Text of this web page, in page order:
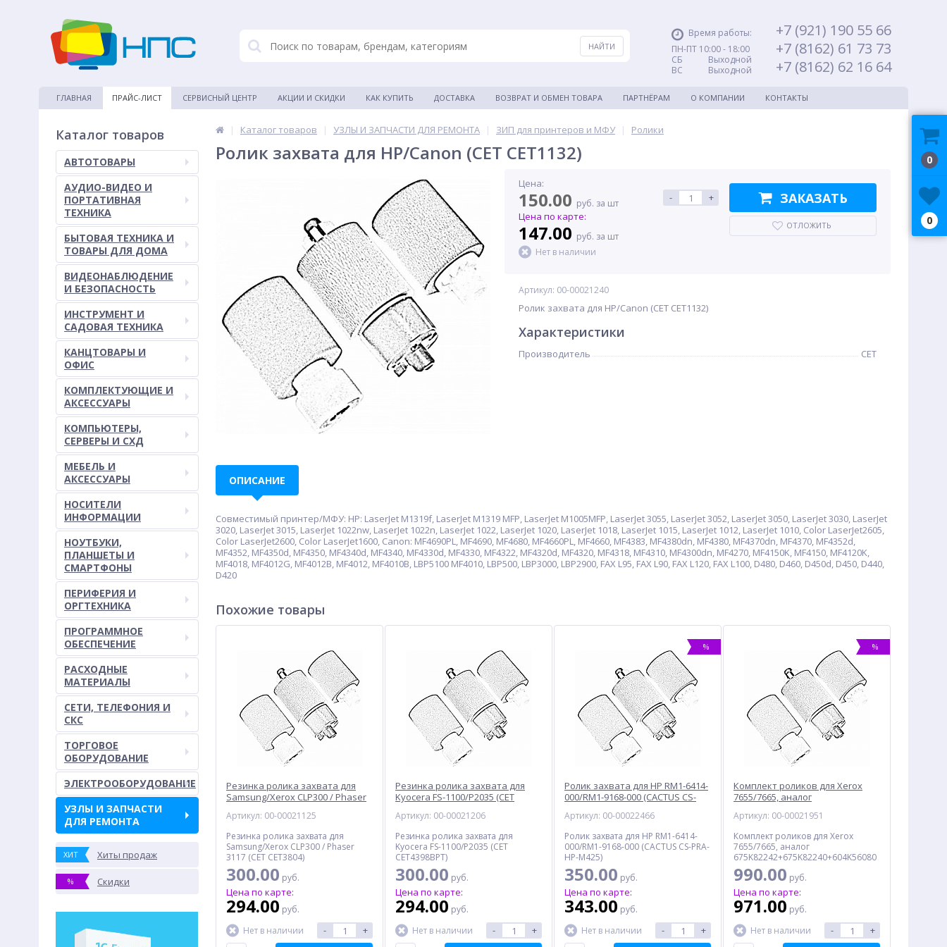
Время работы:
ПН-ПТ 10:00 - 18:00
СБ Выходной
ВС Выходной
+7 (921) 190 55 66
+7 (8162) 61 73 73
+7 (8162) 62 16 64
ГЛАВНАЯ ПРАЙС-ЛИСТ СЕРВИСНЫЙ ЦЕНТР АКЦИИ И СКИДКИ КАК КУПИТЬ ДОСТАВКА ВОЗВРАТ И ОБМЕН ТОВАРА ПАРТНЁРАМ О КОМПАНИИ КОНТАКТЫ
Каталог товаров
АВТОТОВАРЫ
АУДИО-ВИДЕО И
ПОРТАТИВНАЯ
ТЕХНИКА
БЫТОВАЯ ТЕХНИКА И
ТОВАРЫ ДЛЯ ДОМА
ВИДЕОНАБЛЮДЕНИЕ
И БЕЗОПАСНОСТЬ
ИНСТРУМЕНТ И
САДОВАЯ ТЕХНИКА
КАНЦТОВАРЫ И
ОФИС
КОМПЛЕКТУЮЩИЕ И
АКСЕССУАРЫ
КОМПЬЮТЕРЫ,
СЕРВЕРЫ И СХД
МЕБЕЛЬ И
АКСЕССУАРЫ
НОСИТЕЛИ
ИНФОРМАЦИИ
НОУТБУКИ,
ПЛАНШЕТЫ И
СМАРТФОНЫ
ПЕРИФЕРИЯ И
ОРГТЕХНИКА
ПРОГРАММНОЕ
ОБЕСПЕЧЕНИЕ
РАСХОДНЫЕ
МАТЕРИАЛЫ
СЕТИ, ТЕЛЕФОНИЯ И
СКС
ТОРГОВОЕ
ОБОРУДОВАНИЕ
ЭЛЕКТРООБОРУДОВАНИЕ
УЗЛЫ И ЗАПЧАСТИ
ДЛЯ РЕМОНТА
ХИТ Хиты продаж
% Скидки
| Каталог товаров | УЗЛЫ И ЗАПЧАСТИ ДЛЯ РЕМОНТА | ЗИП для принтеров и МФУ | Ролики
Ролик захвата для HP/Canon (CET CET1132)
Цена:
150.00 руб. за шт
Цена по карте:
147.00 руб. за шт
Нет в наличии
- + ЗАКАЗАТЬ
ОТЛОЖИТЬ
Артикул: 00-00021240
Ролик захвата для HP/Canon (CET CET1132)
Характеристики
Производитель CET
ОПИСАНИЕ
Совместимый принтер/МФУ: HP: LaserJet M1319f, LaserJet M1319 MFP, LaserJet M1005MFP, LaserJet 3055, LaserJet 3052, LaserJet 3050, LaserJet 3030, LaserJet
3020, LaserJet 3015, LaserJet 1022nw, LaserJet 1022n, LaserJet 1022, LaserJet 1020, LaserJet 1018, LaserJet 1015, LaserJet 1012, LaserJet 1010, Color LaserJet2605,
Color LaserJet2600, Color LaserJet1600, Canon: MF4690PL, MF4690, MF4680, MF4660PL, MF4660, MF4383, MF4380dn, MF4380, MF4370dn, MF4370, MF4352d,
MF4352, MF4350d, MF4350, MF4340d, MF4340, MF4330d, MF4330, MF4322, MF4320d, MF4320, MF4318, MF4310, MF4300dn, MF4270, MF4150K, MF4150, MF4120K,
MF4018, MF4012G, MF4012B, MF4012, MF4010B, LBP5100 MF4010, LBP500, LBP3000, LBP2900, FAX L95, FAX L90, FAX L120, FAX L100, D480, D460, D450d, D450, D440,
D420
Похожие товары
Резинка ролика захвата для
Samsung/Xerox CLP300 / Phaser
Артикул: 00-00021125
Резинка ролика захвата для
Samsung/Xerox CLP300 / Phaser
3117 (CET CET3804)
300.00 руб.
Цена по карте:
294.00 руб.
Нет в наличии
- +
Резинка ролика захвата для
Kyocera FS-1100/P2035 (CET
Артикул: 00-00021206
Резинка ролика захвата для
Kyocera FS-1100/P2035 (CET
CET4398BPT)
300.00 руб.
Цена по карте:
294.00 руб.
Нет в наличии
- +
%
Ролик захвата для HP RM1-6414-
000/RM1-9168-000 (CACTUS CS-
Артикул: 00-00022466
Ролик захвата для HP RM1-6414-
000/RM1-9168-000 (CACTUS CS-PRA-
HP-M425)
350.00 руб.
Цена по карте:
343.00 руб.
Нет в наличии
- +
%
Комплект роликов для Xerox
7655/7665, аналог
(CET CET7916)
Артикул: 00-00021951
Комплект роликов для Xerox
7655/7665, аналог
675K82242+675K82240+604K56080
(CET CET7916)
990.00 руб.
Цена по карте:
971.00 руб.
Нет в наличии
- +
0
0